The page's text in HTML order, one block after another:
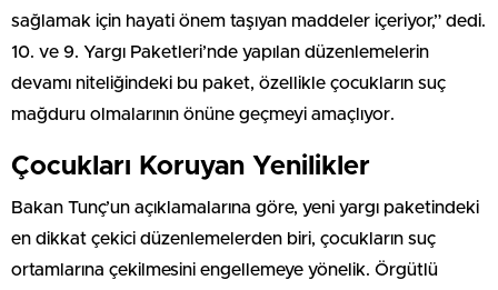
sağlamak için hayati önem taşıyan maddeler içeriyor,” dedi.
10. ve 9. Yargı Paketleri’nde yapılan düzenlemelerin
devamı niteliğindeki bu paket, özellikle çocukların suç
mağduru olmalarının önüne geçmeyi amaçlıyor.
Çocukları Koruyan Yenilikler
Bakan Tunç’un açıklamalarına göre, yeni yargı paketindeki
en dikkat çekici düzenlemelerden biri, çocukların suç
ortamlarına çekilmesini engellemeye yönelik. Örgütlü